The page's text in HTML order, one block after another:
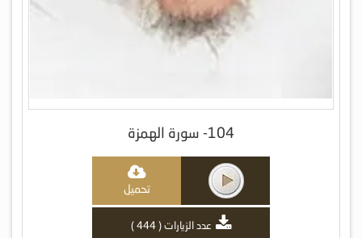
104- سورة الهمزة
تحميل
عدد الزيارات ( 444 )